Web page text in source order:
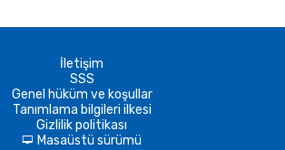
İletişim
SSS
Genel hüküm ve koşullar
Tanımlama bilgileri ilkesi
Gizlilik politikası
d Masaüstü sürümü